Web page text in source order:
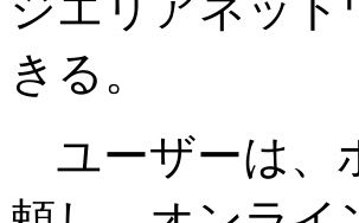
きる。
ユーザーは、